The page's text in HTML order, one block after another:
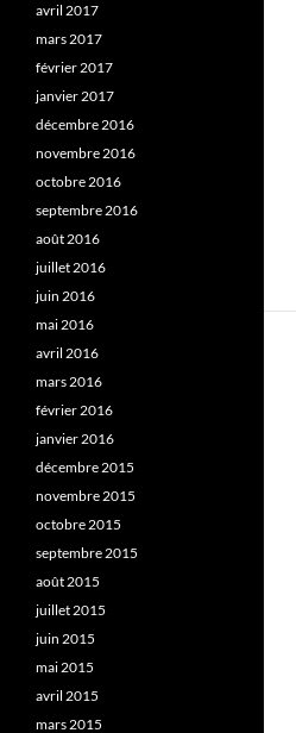
avril 2017
mars 2017
février 2017
janvier 2017
décembre 2016
novembre 2016
octobre 2016
septembre 2016
août 2016
juillet 2016
juin 2016
mai 2016
avril 2016
mars 2016
février 2016
janvier 2016
décembre 2015
novembre 2015
octobre 2015
septembre 2015
août 2015
juillet 2015
juin 2015
mai 2015
avril 2015
mars 2015